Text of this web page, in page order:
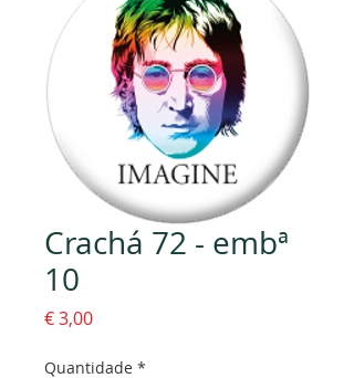
Crachá 72 - embª
10
€ 3,00Preço
Quantidade *